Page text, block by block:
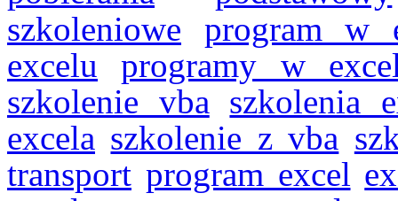
szkoleniowe
program w
excelu
programy w
szkolenie vba szkolenia
excela szkolenie z vba
transport program excel